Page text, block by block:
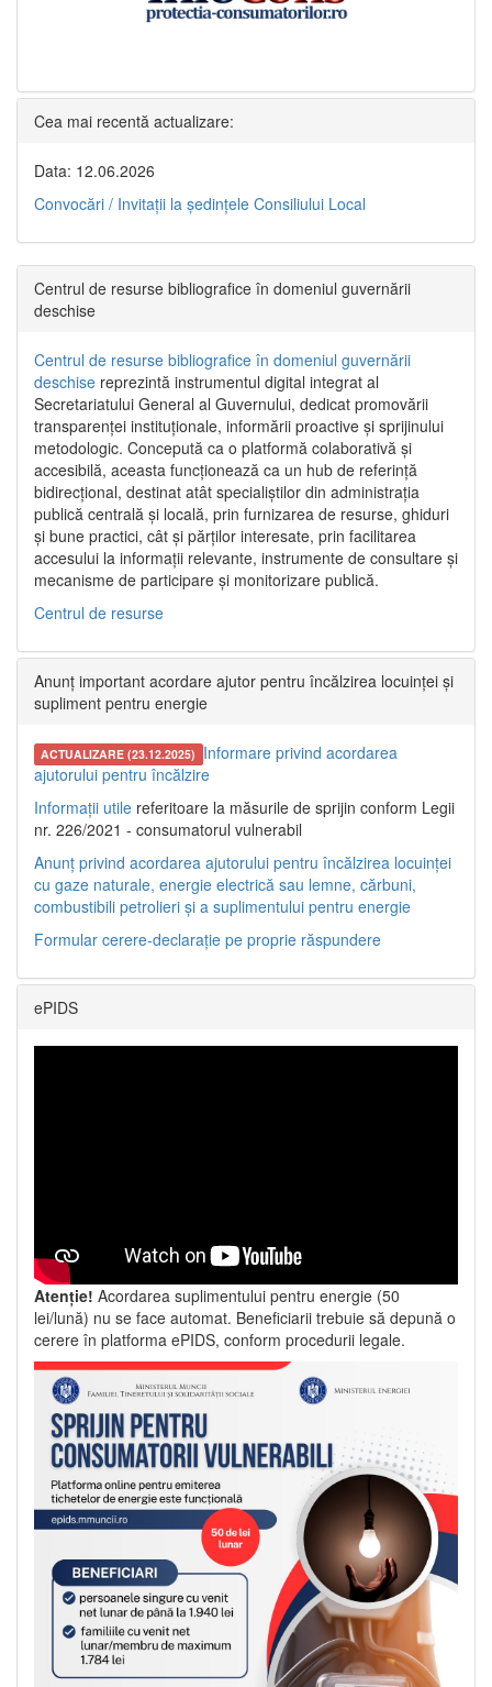
Cea mai recentă actualizare:
Data: 12.06.2026
Convocări / Invitaţii la şedinţele Consiliului Local
Centrul de resurse bibliografice în domeniul guvernării
deschise
Centrul de resurse bibliografice în domeniul guvernării
deschise reprezintă instrumentul digital integrat al
Secretariatului General al Guvernului, dedicat promovării
transparenței instituționale, informării proactive și sprijinului
metodologic. Concepută ca o platformă colaborativă și
accesibilă, aceasta funcționează ca un hub de referință
bidirecțional, destinat atât specialiștilor din administrația
publică centrală și locală, prin furnizarea de resurse, ghiduri
și bune practici, cât și părților interesate, prin facilitarea
accesului la informații relevante, instrumente de consultare și
mecanisme de participare și monitorizare publică.
Centrul de resurse
Anunț important acordare ajutor pentru încălzirea locuinței și
supliment pentru energie
ACTUALIZARE (23.12.2025) Informare privind acordarea
ajutorului pentru încălzire
Informații utile referitoare la măsurile de sprijin conform Legii
nr. 226/2021 - consumatorul vulnerabil
Anunț privind acordarea ajutorului pentru încălzirea locuinței
cu gaze naturale, energie electrică sau lemne, cărbuni,
combustibili petrolieri și a suplimentului pentru energie
Formular cerere-declarație pe proprie răspundere
ePIDS
Atenție! Acordarea suplimentului pentru energie (50
lei/lună) nu se face automat. Beneficiarii trebuie să depună o
cerere în platforma ePIDS, conform procedurii legale.